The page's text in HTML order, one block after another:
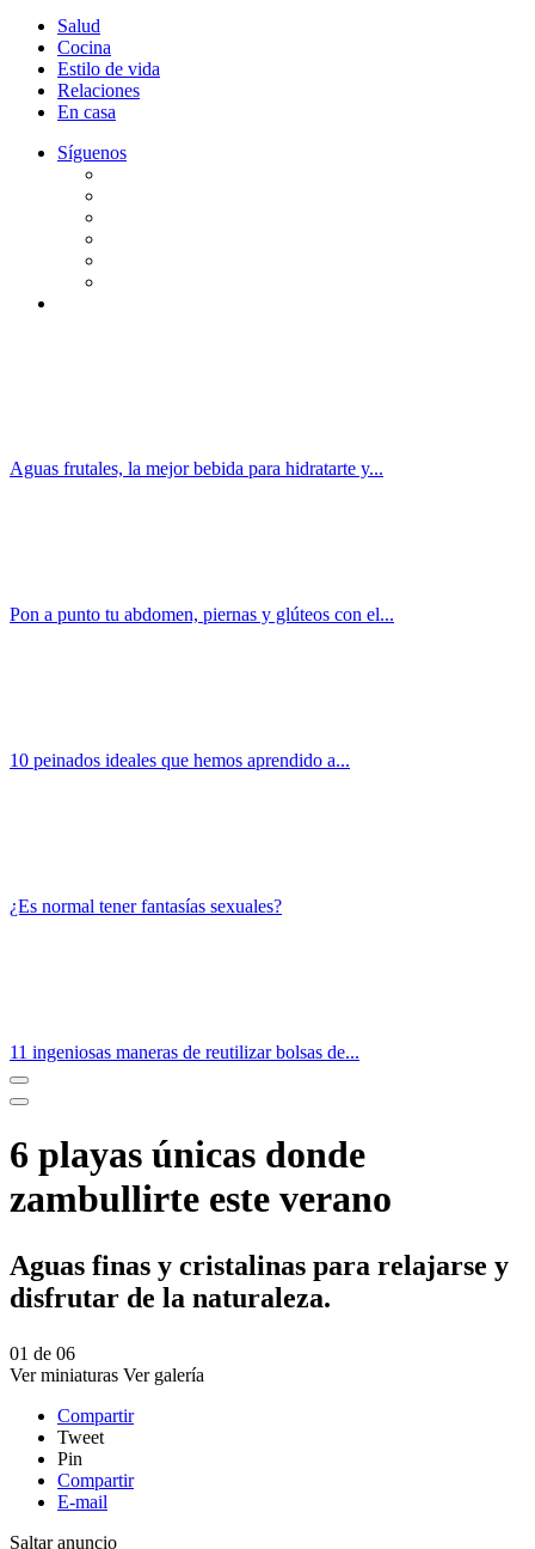
Salud
Cocina
Estilo de vida
Relaciones
En casa
Síguenos
Aguas frutales, la mejor bebida para hidratarte y...
Pon a punto tu abdomen, piernas y glúteos con el...
10 peinados ideales que hemos aprendido a...
¿Es normal tener fantasías sexuales?
11 ingeniosas maneras de reutilizar bolsas de...
6 playas únicas donde
zambullirte este verano
Aguas finas y cristalinas para relajarse y
disfrutar de la naturaleza.
01 de 06
Ver miniaturas Ver galería
Compartir
Tweet
Pin
Compartir
E-mail
Saltar anuncio